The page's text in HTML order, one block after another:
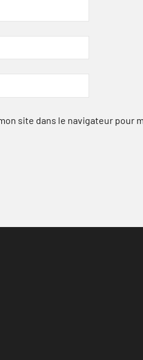
site dans le navigateur pour